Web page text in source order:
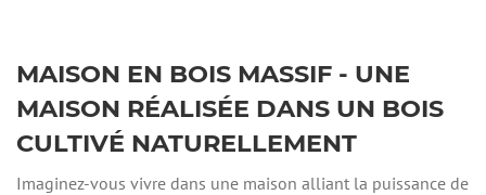
MAISON EN BOIS MASSIF - UNE
MAISON RÉALISÉE DANS UN BOIS
CULTIVÉ NATURELLEMENT
Imaginez-vous vivre dans une maison alliant la puissance de